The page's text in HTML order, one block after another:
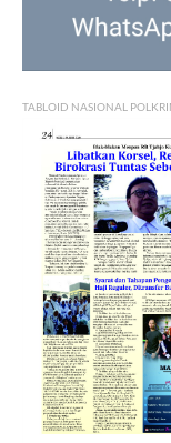
TABLOID NASIONAL